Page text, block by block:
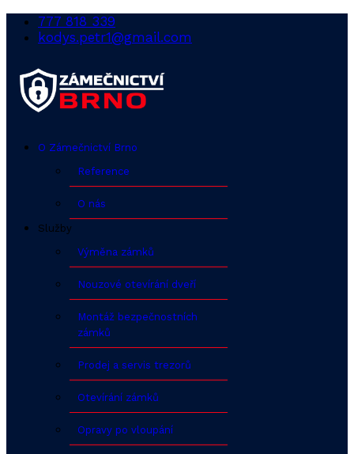
777 818 339
kodys.petr1@gmail.com
O Zámečnictví Brno
Reference
O nás
Služby
Výměna zámků
Nouzové otevírání dveří
Montáž bezpečnostních
zámků
Prodej a servis trezorů
Otevírání zámků
Opravy po vloupání